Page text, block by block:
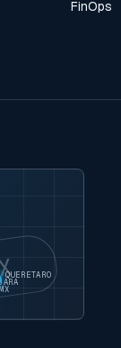
FinOps
QUERETARO